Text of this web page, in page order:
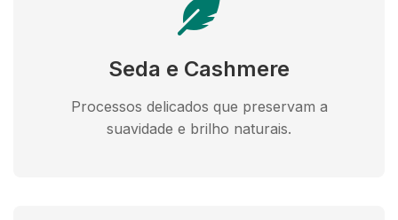
Seda e Cashmere
Processos delicados que preservam a
suavidade e brilho naturais.